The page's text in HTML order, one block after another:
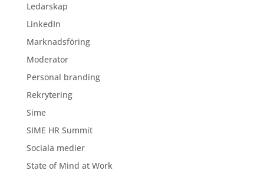
Ledarskap
LinkedIn
Marknadsföring
Moderator
Personal branding
Rekrytering
Sime
SIME HR Summit
Sociala medier
State of Mind at Work